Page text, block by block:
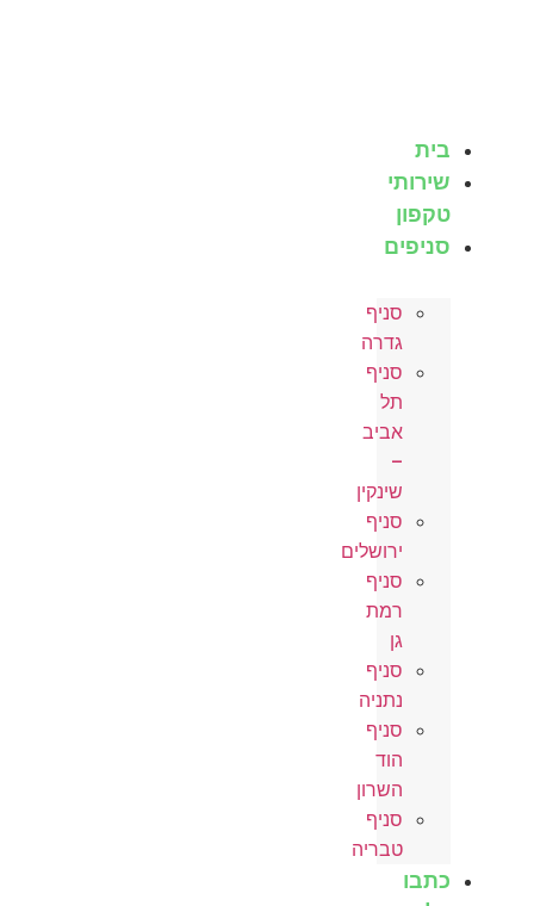
בית
שירותי
טקפון
סניפים
סניף
גדרה
סניף
תל
אביב
–
שינקין
סניף
ירושלים
סניף
רמת
גן
סניף
נתניה
סניף
הוד
השרון
סניף
טבריה
כתבו